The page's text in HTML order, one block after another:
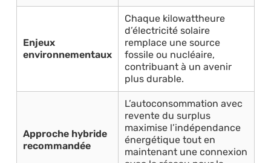
Enjeux
environnementaux
Chaque kilowattheure
d’électricité solaire
remplace une source
fossile ou nucléaire,
contribuant à un avenir
plus durable.
Approche hybride
recommandée
L’autoconsommation avec
revente du surplus
maximise l’indépendance
énergétique tout en
maintenant une connexion